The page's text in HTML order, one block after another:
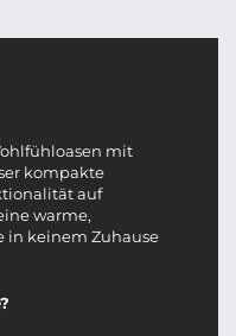
mit
kompakte
auf
warme,
in keinem Zuhause